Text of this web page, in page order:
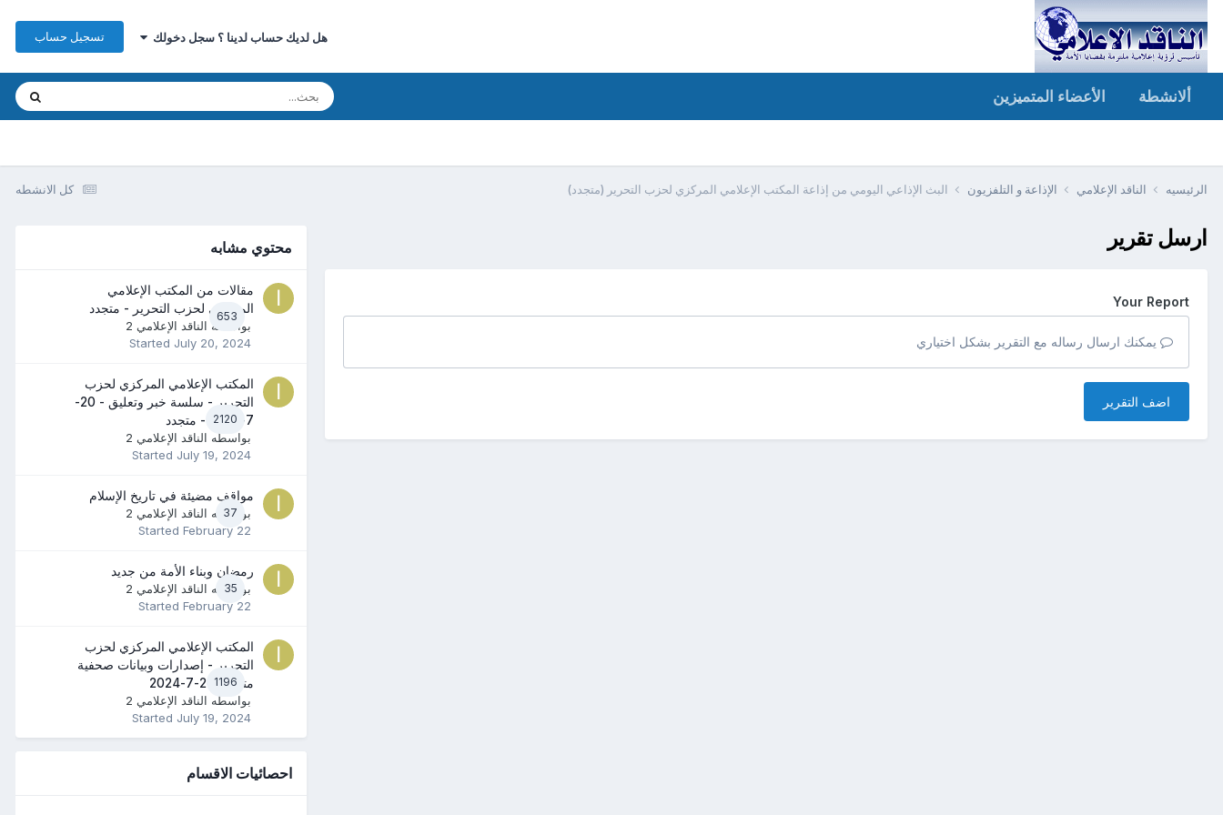
هل لديك حساب لدينا ؟ سجل دخولك تسجيل حساب
ألانشطة الأعضاء المتميزين
كل الانشطه الرئيسيه الناقد الإعلامي الإذاعة و التلفزيون البث الإذاعي اليومي من إذاعة المكتب الإعلامي المركزي لحزب التحرير (متجدد)
ارسل تقرير
Your Report
يمكنك ارسال رساله مع التقرير بشكل اختياري
اضف التقرير
محتوي مشابه
653
مقالات من المكتب الإعلامي
المركزي لحزب التحرير - متجدد
بواسطه الناقد الإعلامي 2
Started July 20, 2024
2120
المكتب الإعلامي المركزي لحزب
التحرير - سلسة خبر وتعليق - 20-
7-2024 - متجدد
بواسطه الناقد الإعلامي 2
Started July 19, 2024
37
مواقف مضيئة في تاريخ الإسلام
بواسطه الناقد الإعلامي 2
Started February 22
35
رمضان وبناء الأمة من جديد
بواسطه الناقد الإعلامي 2
Started February 22
1196
المكتب الإعلامي المركزي لحزب
التحرير - إصدارات وبيانات صحفية
متنوعة 20-7-2024
بواسطه الناقد الإعلامي 2
Started July 19, 2024
احصائيات الاقسام